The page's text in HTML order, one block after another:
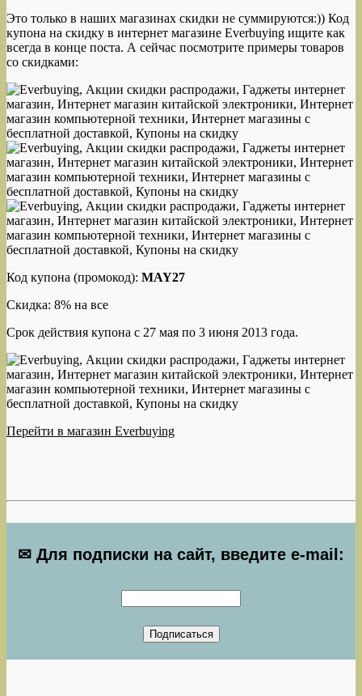
Это только в наших магазинах скидки не суммируются:)) Код
купона на скидку в интернет магазине Everbuying ищите как
всегда в конце поста. А сейчас посмотрите примеры товаров
со скидками:
Код купона (промокод): MAY27
Скидка: 8% на все
Срок действия купона с 27 мая по 3 июня 2013 года.
Перейти в магазин Everbuying
✉ Для подписки на сайт, введите e-mail: